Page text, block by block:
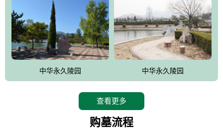
中华永久陵园 中华永久陵园
查看更多
购墓流程